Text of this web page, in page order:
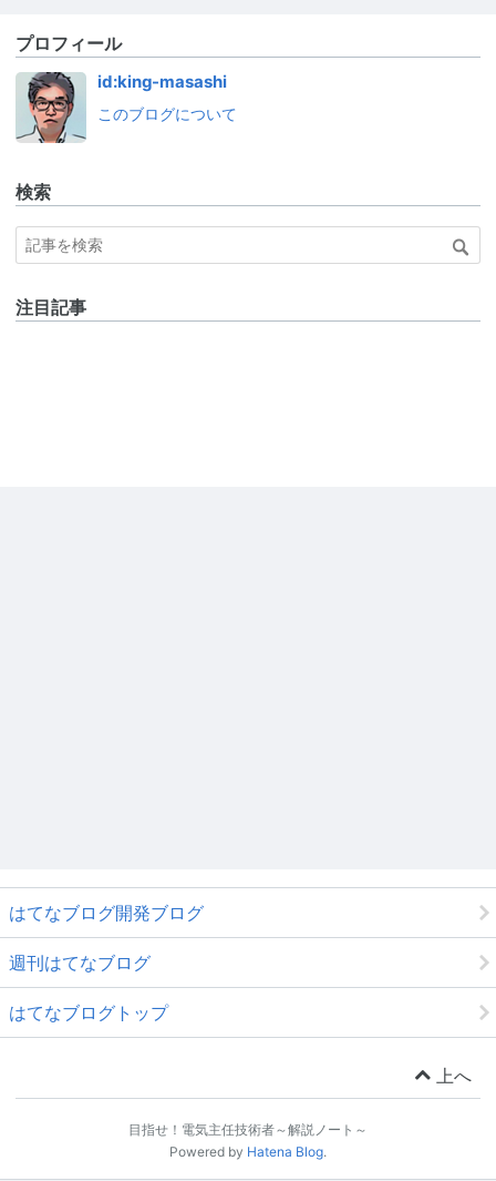
プロフィール
id:king-masashi
このブログについて
検索
注目記事
はてなブログ開発ブログ
週刊はてなブログ
はてなブログトップ
上へ
目指せ！電気主任技術者～解説ノート～
Powered by Hatena Blog.